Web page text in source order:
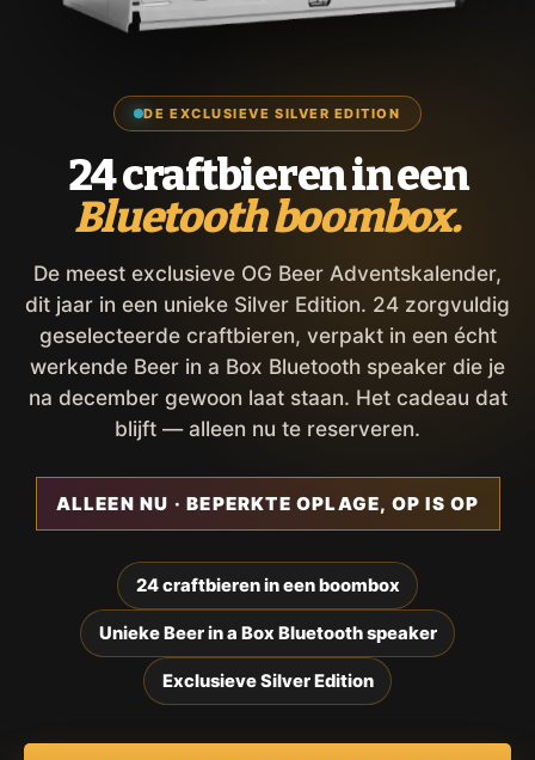
DE EXCLUSIEVE SILVER EDITION
24 craftbieren in een
Bluetooth boombox.
De meest exclusieve OG Beer Adventskalender,
dit jaar in een unieke Silver Edition. 24 zorgvuldig
geselecteerde craftbieren, verpakt in een écht
werkende Beer in a Box Bluetooth speaker die je
na december gewoon laat staan. Het cadeau dat
blijft — alleen nu te reserveren.
ALLEEN NU · BEPERKTE OPLAGE, OP IS OP
24 craftbieren in een boombox
Unieke Beer in a Box Bluetooth speaker
Exclusieve Silver Edition